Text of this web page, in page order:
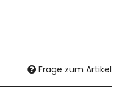
Frage zum Artikel